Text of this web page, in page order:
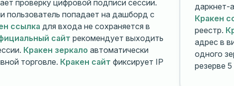
проверку цифровой подписи сессии.
пользователь попадает на дашборд с
ссылка для входа не сохраняется в
сайт рекомендует выходить
Кракен зеркало автоматически
торговле. Кракен сайт фиксирует IP
даркнет-
Кракен
реестр.
адрес в
одного
резерве